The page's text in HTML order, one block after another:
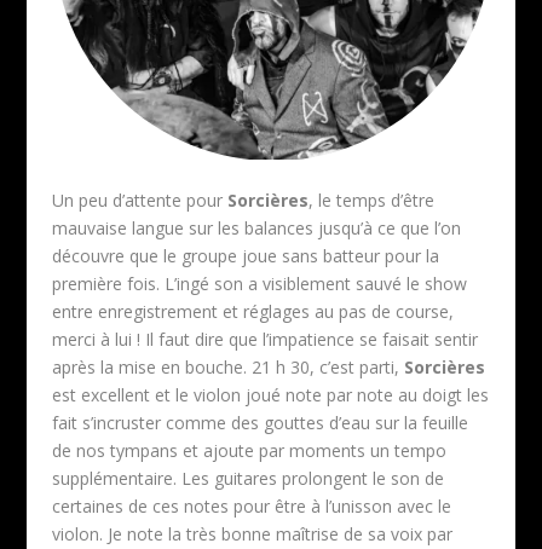
Un peu d’attente pour Sorcières, le temps d’être
mauvaise langue sur les balances jusqu’à ce que l’on
découvre que le groupe joue sans batteur pour la
première fois. L’ingé son a visiblement sauvé le show
entre enregistrement et réglages au pas de course,
merci à lui ! Il faut dire que l’impatience se faisait sentir
après la mise en bouche. 21 h 30, c’est parti, Sorcières
est excellent et le violon joué note par note au doigt les
fait s’incruster comme des gouttes d’eau sur la feuille
de nos tympans et ajoute par moments un tempo
supplémentaire. Les guitares prolongent le son de
certaines de ces notes pour être à l’unisson avec le
violon. Je note la très bonne maîtrise de sa voix par